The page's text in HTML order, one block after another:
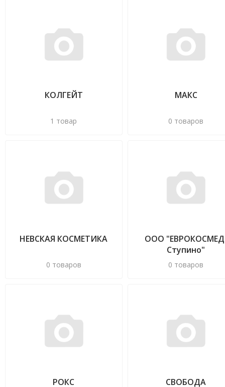
КОЛГЕЙТ
1 товар
МАКС
0 товаров
НЕВСКАЯ КОСМЕТИКА
0 товаров
ООО
Ступино"
0 товаров
РОКС СВОБОДА